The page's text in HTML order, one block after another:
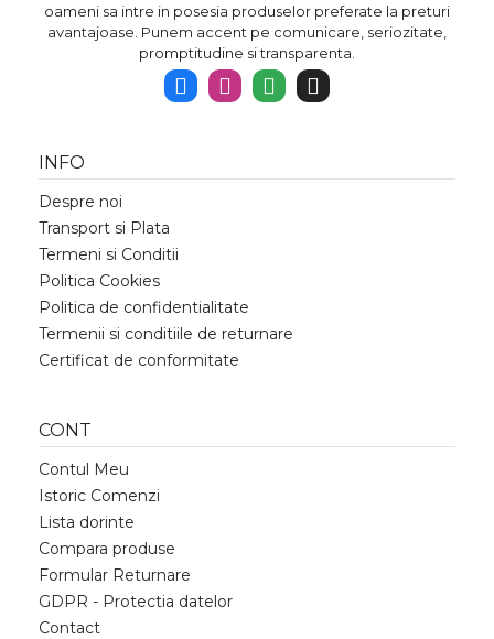
oameni sa intre in posesia produselor preferate la preturi
avantajoase. Punem accent pe comunicare, seriozitate,
promptitudine si transparenta.
INFO
Despre noi
Transport si Plata
Termeni si Conditii
Politica Cookies
Politica de confidentialitate
Termenii si conditiile de returnare
Certificat de conformitate
CONT
Contul Meu
Istoric Comenzi
Lista dorinte
Compara produse
Formular Returnare
GDPR - Protectia datelor
Contact